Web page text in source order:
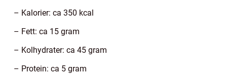
– Kalorier: ca 350 kcal
– Fett: ca 15 gram
– Kolhydrater: ca 45 gram
– Protein: ca 5 gram